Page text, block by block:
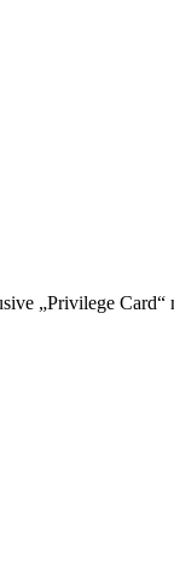
„Privilege Card“